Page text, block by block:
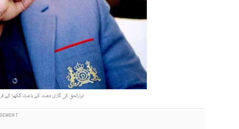
ابرارالحق کی گاڑی دھند کے باعث گکھڑ کے